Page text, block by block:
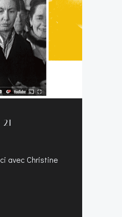
avec Christine